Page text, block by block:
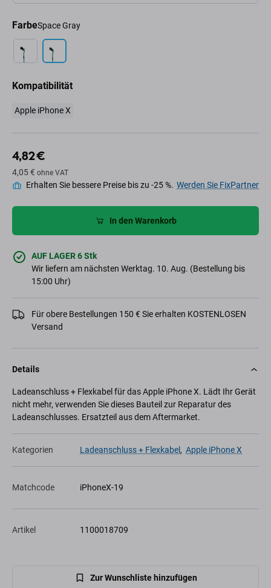
FarbeSpace Gray
Kompatibilität
Apple iPhone X
4,82 €
4,05 € ohne VAT
Erhalten Sie bessere Preise bis zu -25 %. Werden Sie FixPartner
In den Warenkorb
AUF LAGER 6 Stk
Wir liefern am nächsten Werktag. 10. Aug. (Bestellung bis
15:00 Uhr)
Für obere Bestellungen 150 € Sie erhalten KOSTENLOSEN
Versand
Details
Ladeanschluss + Flexkabel für das Apple iPhone X. Lädt Ihr Gerät
nicht mehr, verwenden Sie dieses Bauteil zur Reparatur des
Ladeanschlusses. Ersatzteil aus dem Aftermarket.
Kategorien Ladeanschluss + Flexkabel , Apple iPhone X
Matchcode iPhoneX-19
Artikel 1100018709
Zur Wunschliste hinzufügen